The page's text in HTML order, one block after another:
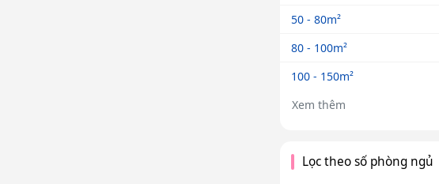
50 - 80m²
80 - 100m²
100 - 150m²
Xem thêm
Lọc theo số phòng ngủ